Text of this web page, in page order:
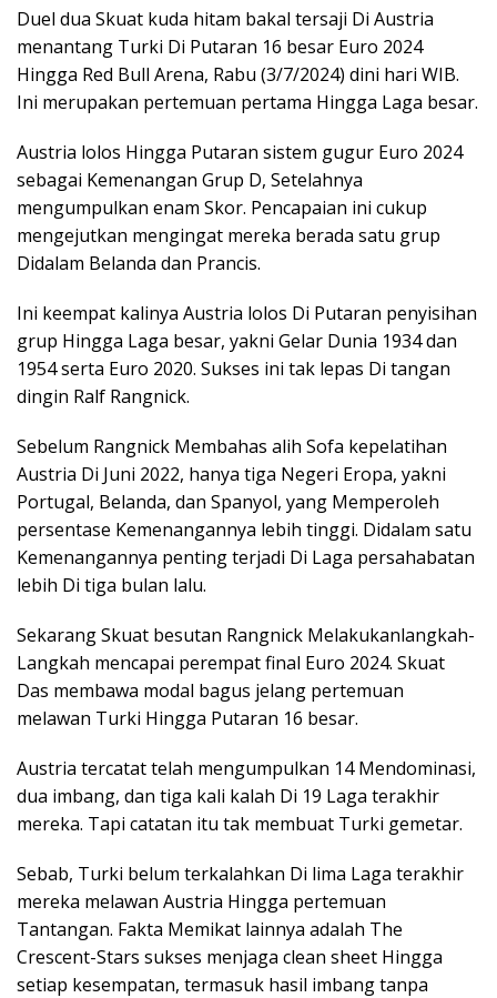
Duel dua Skuat kuda hitam bakal tersaji Di Austria
menantang Turki Di Putaran 16 besar Euro 2024
Hingga Red Bull Arena, Rabu (3/7/2024) dini hari WIB.
Ini merupakan pertemuan pertama Hingga Laga besar.
Austria lolos Hingga Putaran sistem gugur Euro 2024
sebagai Kemenangan Grup D, Setelahnya
mengumpulkan enam Skor. Pencapaian ini cukup
mengejutkan mengingat mereka berada satu grup
Didalam Belanda dan Prancis.
Ini keempat kalinya Austria lolos Di Putaran penyisihan
grup Hingga Laga besar, yakni Gelar Dunia 1934 dan
1954 serta Euro 2020. Sukses ini tak lepas Di tangan
dingin Ralf Rangnick.
Sebelum Rangnick Membahas alih Sofa kepelatihan
Austria Di Juni 2022, hanya tiga Negeri Eropa, yakni
Portugal, Belanda, dan Spanyol, yang Memperoleh
persentase Kemenangannya lebih tinggi. Didalam satu
Kemenangannya penting terjadi Di Laga persahabatan
lebih Di tiga bulan lalu.
Sekarang Skuat besutan Rangnick Melakukanlangkah-
Langkah mencapai perempat final Euro 2024. Skuat
Das membawa modal bagus jelang pertemuan
melawan Turki Hingga Putaran 16 besar.
Austria tercatat telah mengumpulkan 14 Mendominasi,
dua imbang, dan tiga kali kalah Di 19 Laga terakhir
mereka. Tapi catatan itu tak membuat Turki gemetar.
Sebab, Turki belum terkalahkan Di lima Laga terakhir
mereka melawan Austria Hingga pertemuan
Tantangan. Fakta Memikat lainnya adalah The
Crescent-Stars sukses menjaga clean sheet Hingga
setiap kesempatan, termasuk hasil imbang tanpa